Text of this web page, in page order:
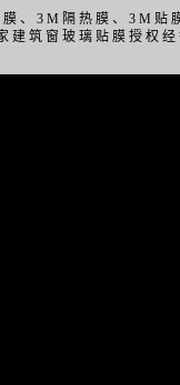
、3M隔热膜、3M
筑窗玻璃贴膜授权